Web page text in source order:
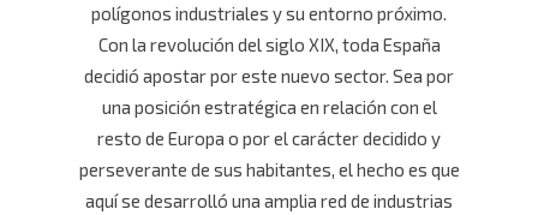
polígonos industriales y su entorno próximo.
Con la revolución del siglo XIX, toda España
decidió apostar por este nuevo sector. Sea por
una posición estratégica en relación con el
resto de Europa o por el carácter decidido y
perseverante de sus habitantes, el hecho es que
aquí se desarrolló una amplia red de industrias